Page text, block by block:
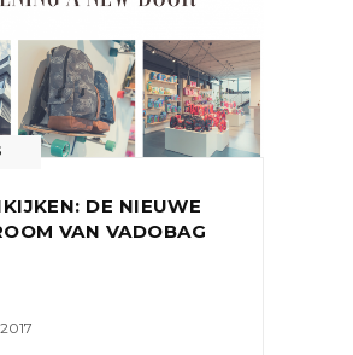
DE NIEUWE
VAN VADOBAG